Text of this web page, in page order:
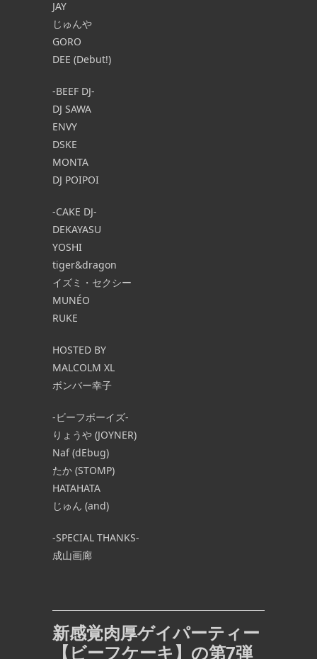
JAY
じゅんや
GORO
DEE (Debut!)
-BEEF DJ-
DJ SAWA
ENVY
DSKE
MONTA
DJ POIPOI
-CAKE DJ-
DEKAYASU
YOSHI
tiger&dragon
イズミ・セクシー
MUNÉO
RUKE
HOSTED BY
MALCOLM XL
ボンバー幸子
-ビーフボーイズ-
りょうや (JOYNER)
Naf (dEbug)
たか (STOMP)
HATAHATA
じゅん (and)
-SPECIAL THANKS-
成山画廊
新感覚肉厚ゲイパーティー
【ビーフケーキ】の第7弾